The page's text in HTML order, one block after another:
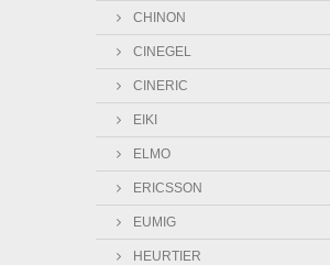
CHINON
CINEGEL
CINERIC
EIKI
ELMO
ERICSSON
EUMIG
HEURTIER